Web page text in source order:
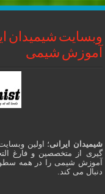
وبسایت شیمیدان
آموزش شیمی
شیمیدان ایرانی؛ اولین
گیری از متخصصین و فارغ
آموزش شیمی را در همه
دنبال می کند.